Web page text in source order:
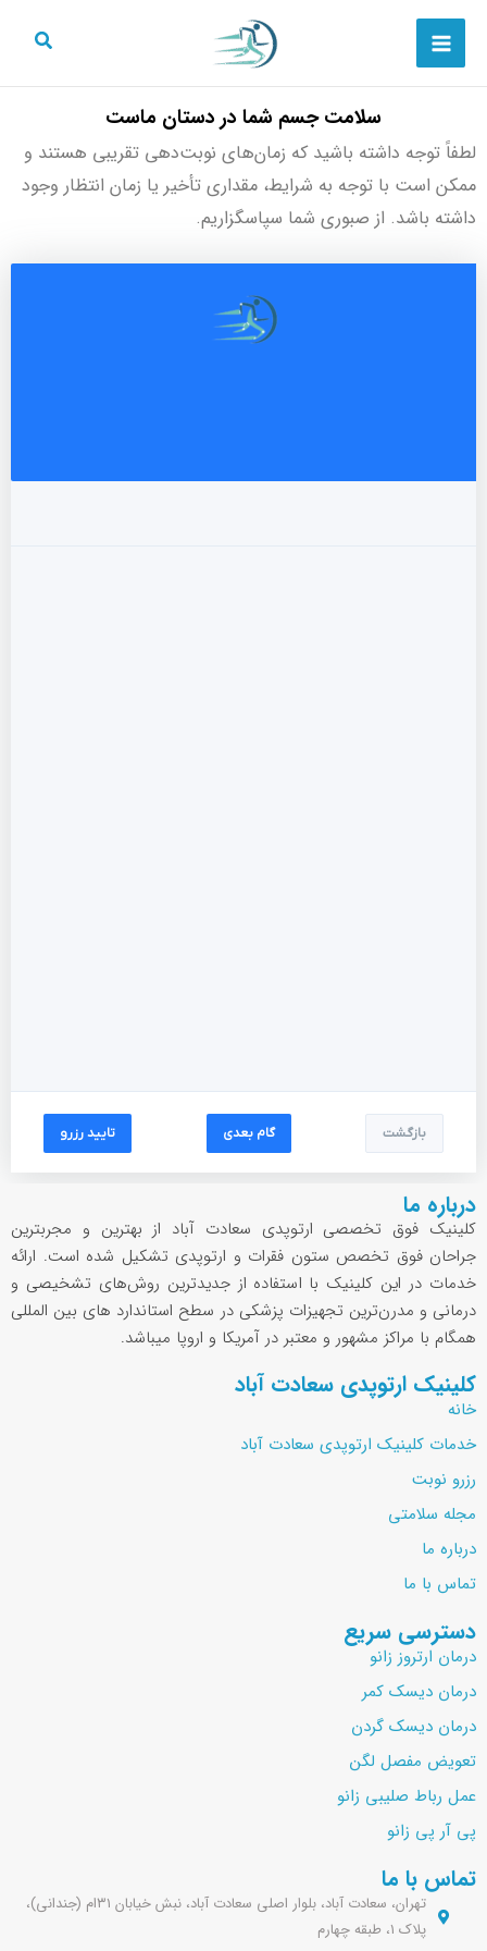
پرش
محتوا
Main
Menu
سلامت جسم شما در دستان ماست
لطفاً توجه داشته باشید که زمان‌های نوبت‌دهی تقریبی هستند و
ممکن است با توجه به شرایط، مقداری تأخیر یا زمان انتظار وجود
داشته باشد. از صبوری شما سپاسگزاریم.
بازگشت گام بعدی تایید رزرو
درباره ما
کلینیک فوق تخصصی ارتوپدی سعادت آباد از بهترین و مجربترین
جراحان فوق تخصص ستون فقرات و ارتوپدی تشکیل شده است. ارائه
خدمات در این کلینیک با استفاده از جدیدترین روش‌های تشخیصی و
درمانی و مدرن‌ترین تجهیزات پزشکی در سطح استاندارد های بین المللی
همگام با مراکز مشهور و معتبر در آمریکا و اروپا میباشد.
کلینیک ارتوپدی سعادت آباد
خانه
خدمات کلینیک ارتوپدی سعادت آباد
رزرو نوبت
مجله سلامتی
درباره ما
تماس با ما
دسترسی سریع
درمان ارتروز زانو
درمان دیسک کمر
درمان دیسک گردن
تعویض مفصل لگن
عمل رباط صلیبی زانو
پی آر پی زانو
تماس با ما
تهران، سعادت آباد، بلوار اصلی سعادت آباد، نبش خیابان ۳۱ام (جندانی)،
پلاک ۱، طبقه چهارم